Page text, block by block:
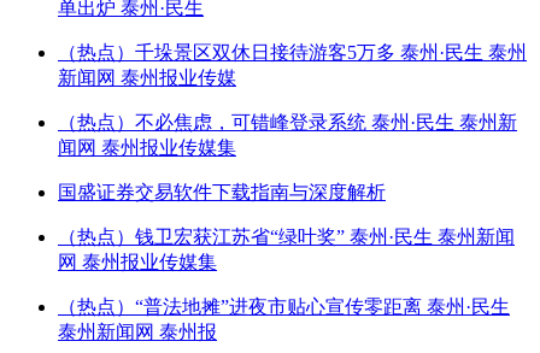
单出炉 泰州·民生
（热点）千垛景区双休日接待游客5万多 泰州·民生 泰州
新闻网 泰州报业传媒
（热点）不必焦虑，可错峰登录系统 泰州·民生 泰州新
闻网 泰州报业传媒集
国盛证券交易软件下载指南与深度解析
（热点）钱卫宏获江苏省“绿叶奖” 泰州·民生 泰州新闻
网 泰州报业传媒集
（热点）“普法地摊”进夜市贴心宣传零距离 泰州·民生
泰州新闻网 泰州报